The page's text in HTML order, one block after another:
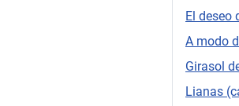
El deseo
A modo
Girasol
Lianas